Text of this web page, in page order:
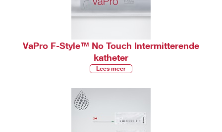
VaPro F-Style™ No Touch Intermitterende
katheter
Lees meer